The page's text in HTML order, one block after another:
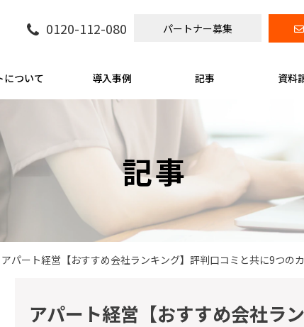
0120-112-080 パートナー募集
について 導入事例 記事 資料
記事
アパート経営【おすすめ会社ランキング】評判口コミと共に9つの
アパート経営【おすすめ会社ラ